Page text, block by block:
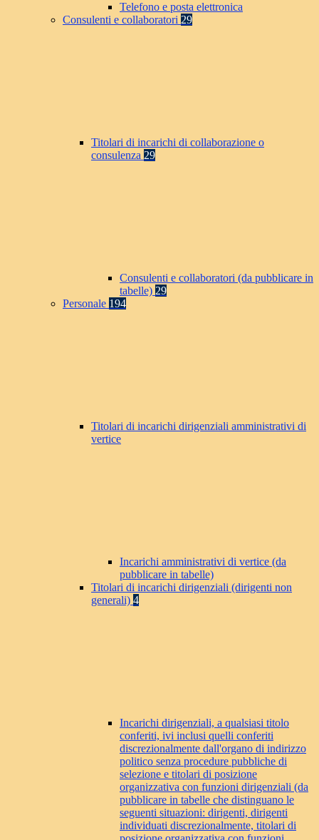
Telefono e posta elettronica
Consulenti e collaboratori 29
Titolari di incarichi di collaborazione o
consulenza 29
Consulenti e collaboratori (da pubblicare in
tabelle) 29
Personale 194
Titolari di incarichi dirigenziali amministrativi di
vertice
Incarichi amministrativi di vertice (da
pubblicare in tabelle)
Titolari di incarichi dirigenziali (dirigenti non
generali) 4
Incarichi dirigenziali, a qualsiasi titolo
conferiti, ivi inclusi quelli conferiti
discrezionalmente dall'organo di indirizzo
politico senza procedure pubbliche di
selezione e titolari di posizione
organizzativa con funzioni dirigenziali (da
pubblicare in tabelle che distinguano le
seguenti situazioni: dirigenti, dirigenti
individuati discrezionalmente, titolari di